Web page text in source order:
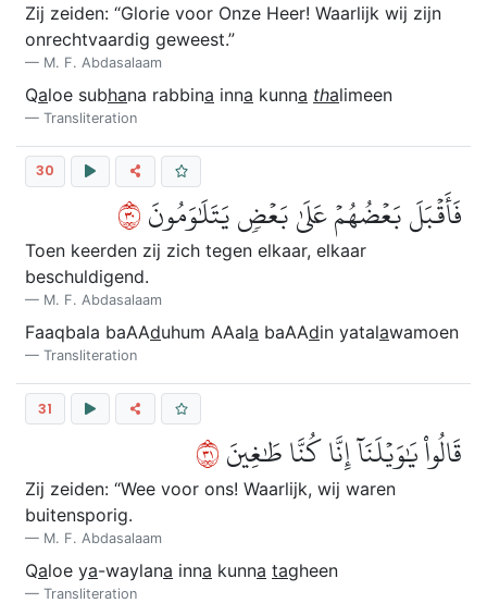
Zij zeiden: “Glorie voor Onze Heer! Waarlijk wij zijn
onrechtvaardig geweest.”
M. F. Abdasalaam
Qaloe subhana rabbina inna kunna thalimeen
Transliteration
30
فَأَقۡبَلَ بَعۡضُهُمۡ عَلَىٰ بَعۡضٖ يَتَلَٰوَمُونَ٠٣
Toen keerden zij zich tegen elkaar, elkaar
beschuldigend.
M. F. Abdasalaam
Faaqbala baAAduhum AAala baAAdin yatalawamoen
Transliteration
31
قَالُواْ يَٰوَيۡلَنَآ إِنَّا كُنَّا طَٰغِينَ١٣
Zij zeiden: “Wee voor ons! Waarlijk, wij waren
buitensporig.
M. F. Abdasalaam
Qaloe ya-waylana inna kunna tagheen
Transliteration